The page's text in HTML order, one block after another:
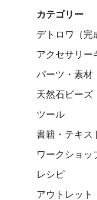
カテゴリー
デトロワ（完
アクセサリー
パーツ・素材
天然石ビーズ
ツール
書籍・テキス
ワークショッ
レシピ
アウトレット